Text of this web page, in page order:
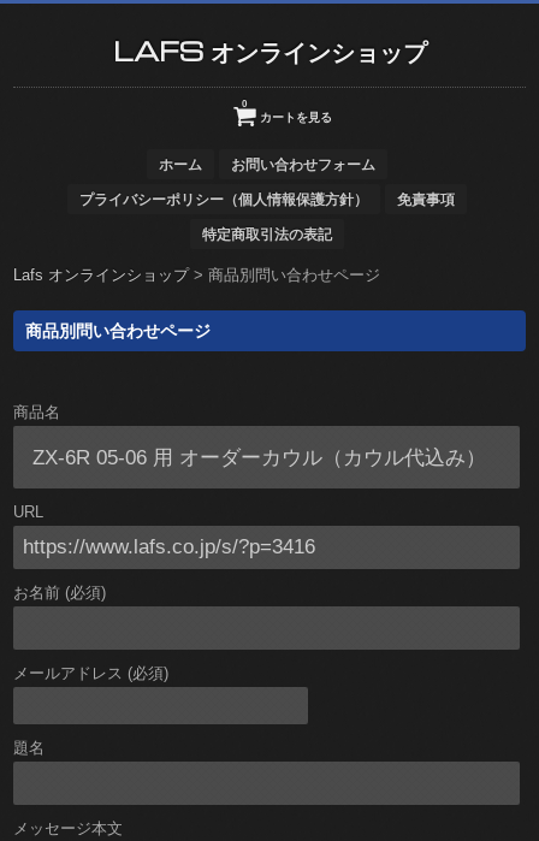
LAFS オンラインショップ
カートを見る
0
ホーム お問い合わせフォーム
プライバシーポリシー（個人情報保護方針） 免責事項
特定商取引法の表記
Lafs オンラインショップ>商品別問い合わせページ
商品別問い合わせページ
商品名
URL
お名前 (必須)
メールアドレス (必須)
題名
メッセージ本文